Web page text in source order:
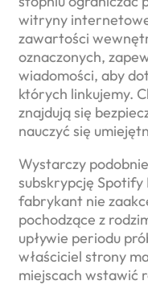
witryny
zawartości
oznaczonych,
wiadomości, aby
których linkujemy.
znajdują się
nauczyć się
Wystarczy
subskrypcję
fabrykant nie
pochodzące z
upływie periodu
właściciel strony
miejscach wstawić